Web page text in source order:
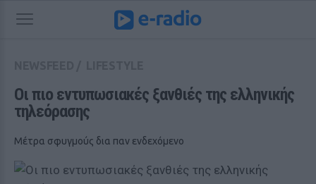
Οι πιο εντυπωσιακές ξανθιές της ελληνικής
τηλεόρασης
Μέτρα σφυγμούς δια παν ενδεχόμενο